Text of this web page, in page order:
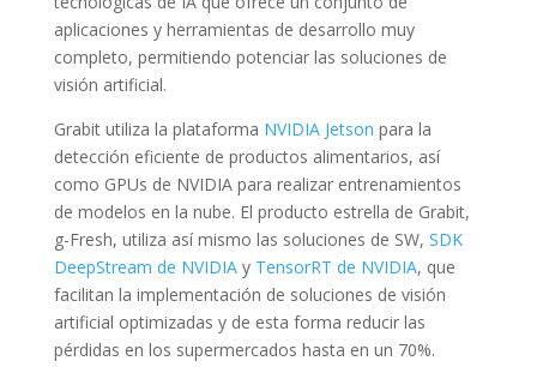
aplicaciones y herramientas de desarrollo muy
completo, permitiendo potenciar las soluciones de
visión artificial.
Grabit utiliza la plataforma NVIDIA Jetson para la
detección eficiente de productos alimentarios, así
como GPUs de NVIDIA para realizar entrenamientos
de modelos en la nube. El producto estrella de Grabit,
g-Fresh, utiliza así mismo las soluciones de SW, SDK
DeepStream de NVIDIAy TensorRT de NVIDIA, que
facilitan la implementación de soluciones de visión
artificial optimizadas y de esta forma reducir las
pérdidas en los supermercados hasta en un 70%.